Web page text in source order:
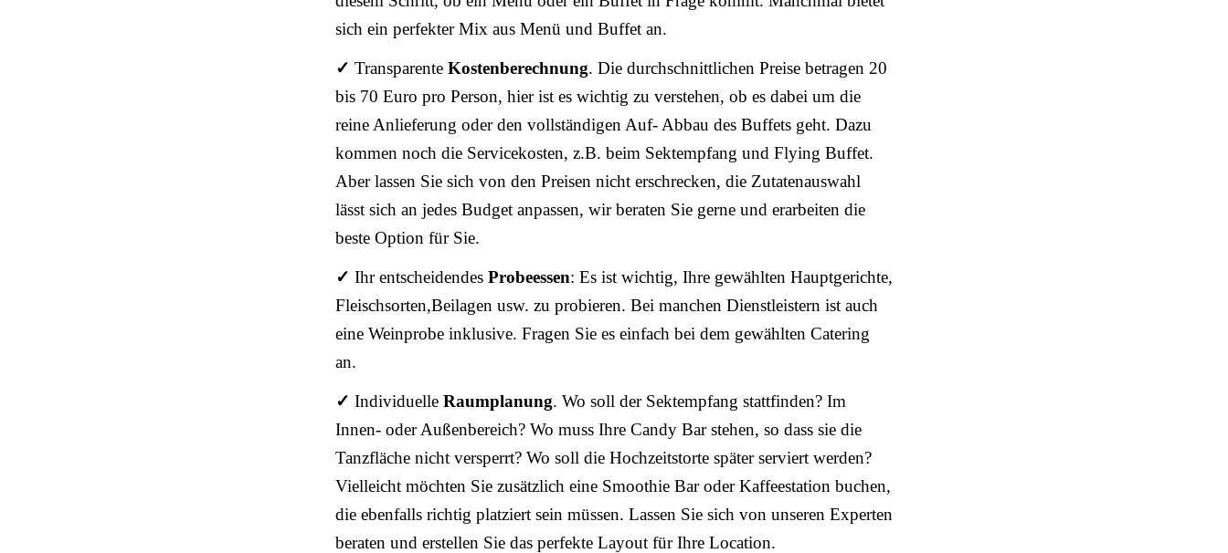
sich ein perfekter Mix aus Menü und Buffet an.
✓ Transparente Kostenberechnung. Die durchschnittlichen Preise betragen 20
bis 70 Euro pro Person, hier ist es wichtig zu verstehen, ob es dabei um die
reine Anlieferung oder den vollständigen Auf- Abbau des Buffets geht. Dazu
kommen noch die Servicekosten, z.B. beim Sektempfang und Flying Buffet.
Aber lassen Sie sich von den Preisen nicht erschrecken, die Zutatenauswahl
lässt sich an jedes Budget anpassen, wir beraten Sie gerne und erarbeiten die
beste Option für Sie.
✓ Ihr entscheidendes Probeessen: Es ist wichtig, Ihre gewählten Hauptgerichte,
Fleischsorten,Beilagen usw. zu probieren. Bei manchen Dienstleistern ist auch
eine Weinprobe inklusive. Fragen Sie es einfach bei dem gewählten Catering
an.
✓ Individuelle Raumplanung. Wo soll der Sektempfang stattfinden? Im
Innen- oder Außenbereich? Wo muss Ihre Candy Bar stehen, so dass sie die
Tanzfläche nicht versperrt? Wo soll die Hochzeitstorte später serviert werden?
Vielleicht möchten Sie zusätzlich eine Smoothie Bar oder Kaffeestation buchen,
die ebenfalls richtig platziert sein müssen. Lassen Sie sich von unseren Experten
beraten und erstellen Sie das perfekte Layout für Ihre Location.